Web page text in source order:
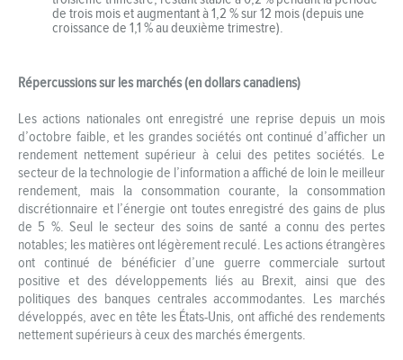
de trois mois et augmentant à 1,2 % sur 12 mois (depuis une
croissance de 1,1 % au deuxième trimestre).
Répercussions sur les marchés (en dollars canadiens)
Les actions nationales ont enregistré une reprise depuis un mois
d’octobre faible, et les grandes sociétés ont continué d’afficher un
rendement nettement supérieur à celui des petites sociétés. Le
secteur de la technologie de l’information a affiché de loin le meilleur
rendement, mais la consommation courante, la consommation
discrétionnaire et l’énergie ont toutes enregistré des gains de plus
de 5 %. Seul le secteur des soins de santé a connu des pertes
notables; les matières ont légèrement reculé. Les actions étrangères
ont continué de bénéficier d’une guerre commerciale surtout
positive et des développements liés au Brexit, ainsi que des
politiques des banques centrales accommodantes. Les marchés
développés, avec en tête les États-Unis, ont affiché des rendements
nettement supérieurs à ceux des marchés émergents.